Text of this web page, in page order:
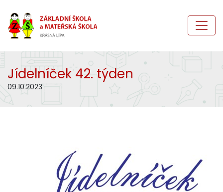
Jídelníček 42. týden
09.10.2023